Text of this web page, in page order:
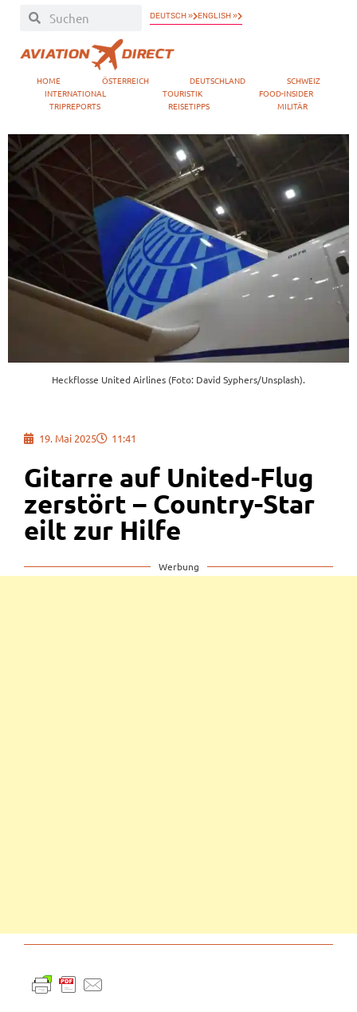
DEUTSCH » ENGLISH »
HOME ÖSTERREICH DEUTSCHLAND
SCHWEIZ
INTERNATIONAL
TOURISTIK
FOOD-INSIDER
TRIPREPORTS
REISETIPPS MILITÄR
Heckflosse United Airlines (Foto: David Syphers/Unsplash).
19. Mai 2025 11:41
Gitarre auf United-Flug
zerstört – Country-Star
eilt zur Hilfe
Werbung